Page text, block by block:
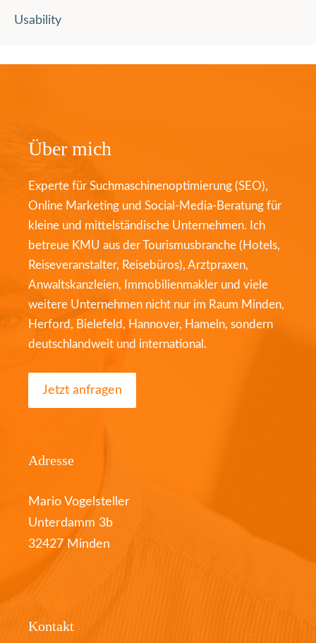
Usability
Über mich
Experte für Suchmaschinenoptimierung (SEO),
Online Marketing und Social-Media-Beratung für
kleine und mittelständische Unternehmen. Ich
betreue KMU aus der Tourismusbranche (Hotels,
Reiseveranstalter, Reisebüros), Arztpraxen,
Anwaltskanzleien, Immobilienmakler und viele
weitere Unternehmen nicht nur im Raum Minden,
Herford, Bielefeld, Hannover, Hameln, sondern
deutschlandweit und international.
Jetzt anfragen
Adresse
Mario Vogelsteller
Unterdamm 3b
32427 Minden
Kontakt